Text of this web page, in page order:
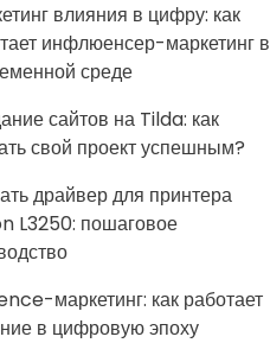
влияния в цифру: как
инфлюенсер-маркетинг в
среде
сайтов на Tilda: как
свой проект успешным?
драйвер для принтера
L3250: пошаговое
маркетинг: как работает
в цифровую эпоху